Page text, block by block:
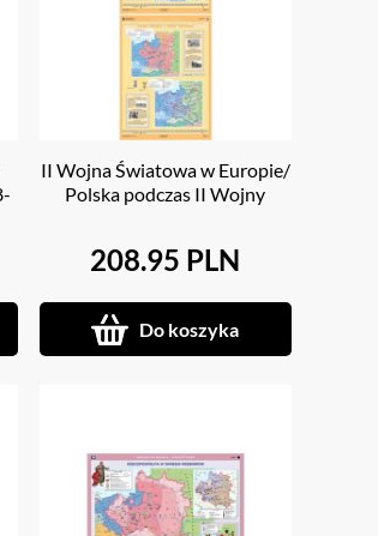
II Wojna Światowa w Europie/
Polska podczas II Wojny
208.95 PLN
Do koszyka